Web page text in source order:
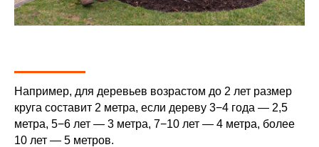
Например, для деревьев возрастом до 2 лет размер
круга составит 2 метра, если дереву 3−4 года — 2,5
метра, 5−6 лет — 3 метра, 7−10 лет — 4 метра, более
10 лет — 5 метров.